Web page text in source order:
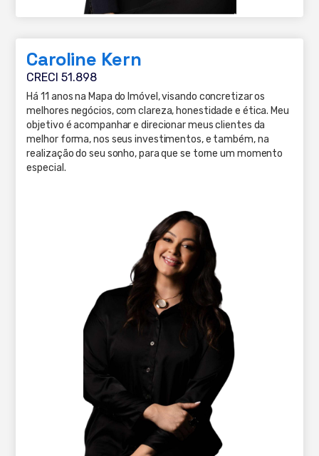
Caroline Kern
CRECI 51.898
Há 11 anos na Mapa do Imóvel, visando concretizar os
melhores negócios, com clareza, honestidade e ética. Meu
objetivo é acompanhar e direcionar meus clientes da
melhor forma, nos seus investimentos, e também, na
realização do seu sonho, para que se torne um momento
especial.